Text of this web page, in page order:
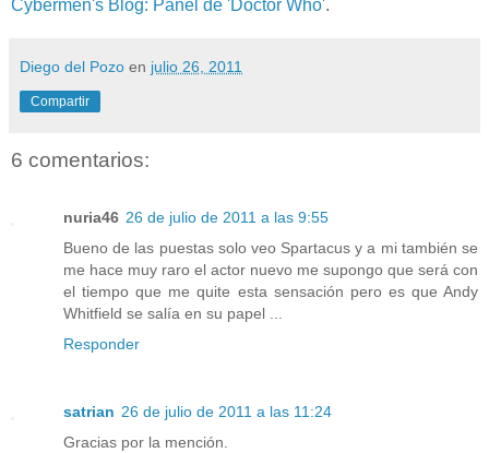
Cybermen's Blog: Panel de 'Doctor Who'.
Diego del Pozo en julio 26, 2011
Compartir
6 comentarios:
nuria46 26 de julio de 2011 a las 9:55
Bueno de las puestas solo veo Spartacus y a mi también se
me hace muy raro el actor nuevo me supongo que será con
el tiempo que me quite esta sensación pero es que Andy
Whitfield se salía en su papel ...
Responder
satrian 26 de julio de 2011 a las 11:24
Gracias por la mención.